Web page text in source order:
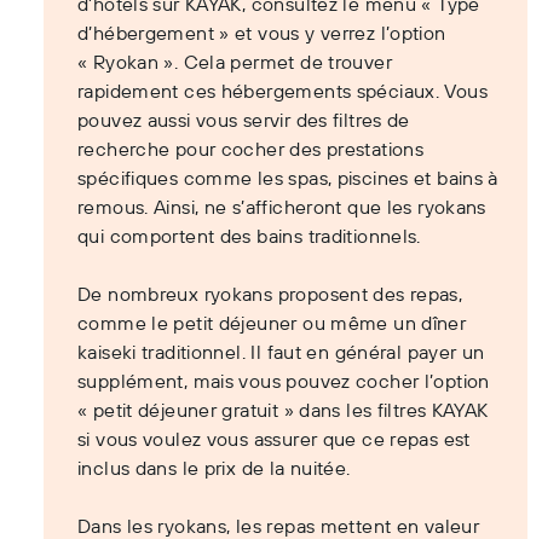
d’hébergement » et vous y verrez l’option
« Ryokan ». Cela permet de trouver
rapidement ces hébergements spéciaux. Vous
pouvez aussi vous servir des filtres de
recherche pour cocher des prestations
spécifiques comme les spas, piscines et bains à
remous. Ainsi, ne s’afficheront que les ryokans
qui comportent des bains traditionnels.
De nombreux ryokans proposent des repas,
comme le petit déjeuner ou même un dîner
kaiseki traditionnel. Il faut en général payer un
supplément, mais vous pouvez cocher l’option
« petit déjeuner gratuit » dans les filtres KAYAK
si vous voulez vous assurer que ce repas est
inclus dans le prix de la nuitée.
Dans les ryokans, les repas mettent en valeur